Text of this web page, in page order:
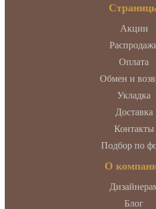
Акции
Оплата
Обмен и
Укладка
Доставка
Контакты
Подбор по
О
Блог